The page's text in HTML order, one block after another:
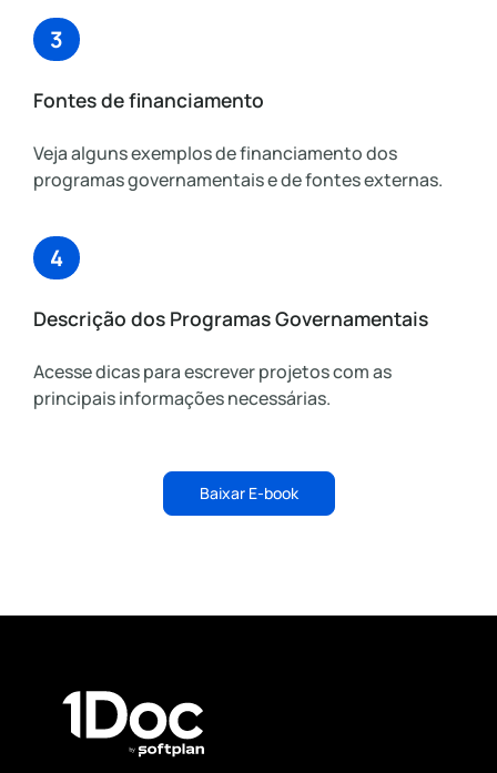
3
Fontes de financiamento
Veja alguns exemplos de financiamento dos
programas governamentais e de fontes externas.
4
Descrição dos Programas Governamentais
Acesse dicas para escrever projetos com as
principais informações necessárias.
Baixar E-book